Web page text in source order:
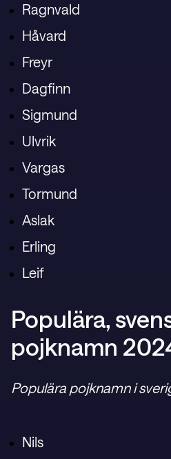
Ragnvald
Håvard
Freyr
Dagfinn
Sigmund
Ulvrik
Vargas
Tormund
Aslak
Erling
Leif
Populära,
pojknamn
Populära pojknamn i
Nils